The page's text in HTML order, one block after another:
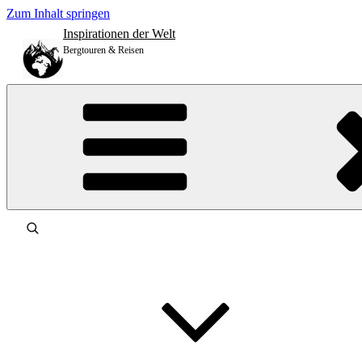
Zum Inhalt springen
Inspirationen der Welt
Bergtouren & Reisen